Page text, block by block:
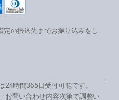
定の振込先までお振り込みをし
24時間365日受付可能です。
お問い合わせ内容次第で調整い